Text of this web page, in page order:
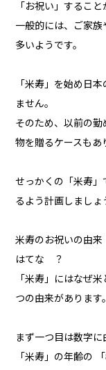
「お祝い」すること
一般的には、ご家
多いようです。
「米寿」を始め日
ません。
そのため、以前の
物を贈るケースもあ
せっかくの「米寿
るよう計画しましょ
米寿のお祝いの由来
はてな ？
「米寿」にはなぜ
つの由来があります。
まず一つ目は数字に
「米寿」の年齢の